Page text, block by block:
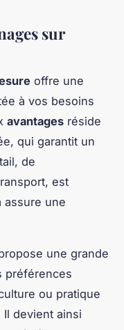
sur
offre une
à vos besoins
avantages réside
qui garantit un
de
est
assure une
une grande
préférences
ou pratique
devient ainsi